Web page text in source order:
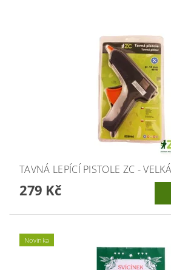
TAVNÁ LEPÍCÍ PISTOLE ZC -
279 Kč
Novinka